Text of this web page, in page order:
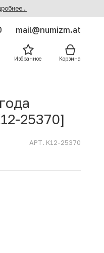
mail@numizm.at
Избранное Корзина
25370]
АРТ. K12-25370